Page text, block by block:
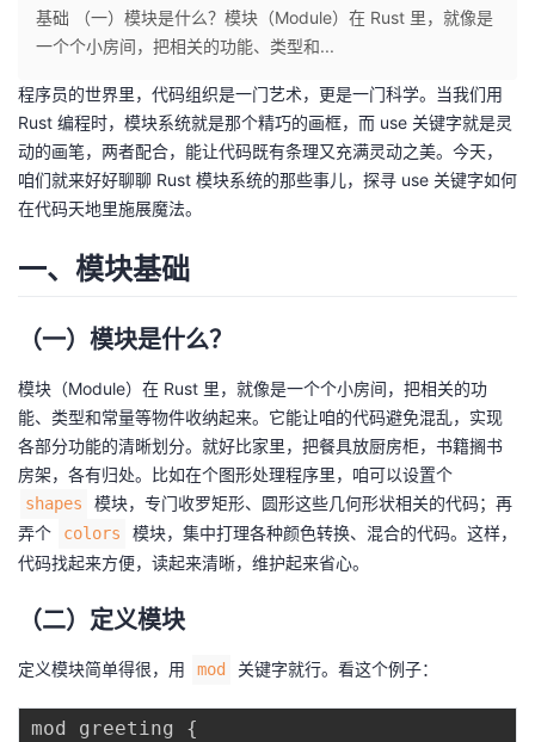
人
页
我
开
发
博
客
的
论
坛
我
的
圈
我
的
我
动
关
的
我
基础 （一）模块是什么？模块（Module）在 Rust 里，就像是
一个个小房间，把相关的功能、类型和...
程序员的世界里，代码组织是一门艺术，更是一门科学。当我们用
Rust 编程时，模块系统就是那个精巧的画框，而 use 关键字就是灵
动的画笔，两者配合，能让代码既有条理又充满灵动之美。今天，
咱们就来好好聊聊 Rust 模块系统的那些事儿，探寻 use 关键字如何
在代码天地里施展魔法。
一、模块基础
（一）模块是什么？
模块（Module）在 Rust 里，就像是一个个小房间，把相关的功
能、类型和常量等物件收纳起来。它能让咱的代码避免混乱，实现
各部分功能的清晰划分。就好比家里，把餐具放厨房柜，书籍搁书
房架，各有归处。比如在个图形处理程序里，咱可以设置个
shapes
模块，专门收罗矩形、圆形这些几何形状相关的代码；再
弄个
colors
模块，集中打理各种颜色转换、混合的代码。这样，
代码找起来方便，读起来清晰，维护起来省心。
（二）定义模块
定义模块简单得很，用 mod 关键字就行。看这个例子：
mod greeting {